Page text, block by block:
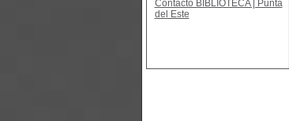
Contacto BIBLIOTECA | Punta
del Este